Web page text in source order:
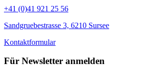
+41 (0)41 921 25 56
Sandgruebestrasse 3, 6210 Sursee
Kontaktformular
Für Newsletter anmelden